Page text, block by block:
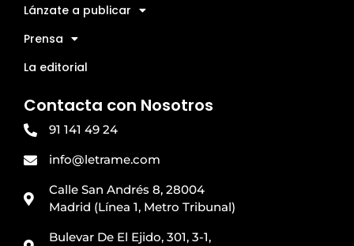
Lánzate a publicar
Prensa
La editorial
Contacta con Nosotros
91 141 49 24
info@letrame.com
Calle San Andrés 8, 28004
Madrid (Línea 1, Metro Tribunal)
Bulevar De El Ejido, 301, 3-1,